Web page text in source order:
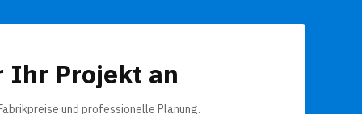
Ihr Projekt an
und professionelle Planung.